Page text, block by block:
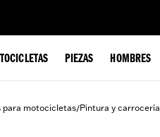
PIEZAS HOMBRES
para motocicletas/Pintura y carrocería